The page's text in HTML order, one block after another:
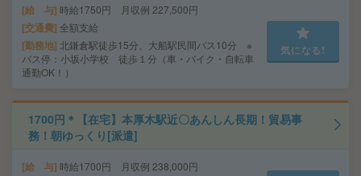
給 与 時給1750円 月収例 227,500円
交通費 全額支給
勤務地 北鎌倉駅徒歩15分、大船駅民間バス10分 ※
バス停：小坂小学校 徒歩１分（車・バイク・自転車
通勤OK！）
気になる!
1700円＊【在宅】本厚木駅近〇あんしん長期！貿易事
務！朝ゆっくり[派遣]
給 与 時給1700円 月収例 238,000円